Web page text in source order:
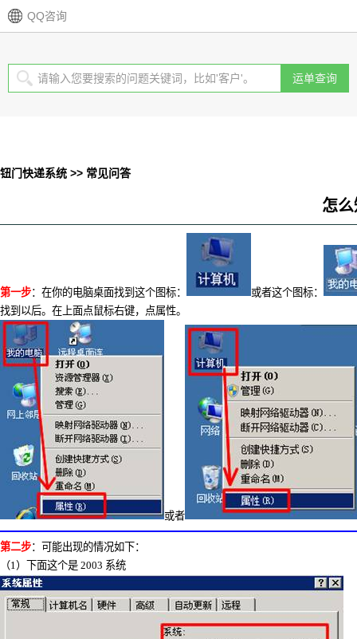
QQ咨询
钮门快递系统 >> 常见问答
怎
第一步：在你的电脑桌面找到这个图标：
或者这个图标：
找到以后。在上面点鼠标右键，点属性。
或者
第二步：可能出现的情况如下：
（1）下面这个是 2003 系统